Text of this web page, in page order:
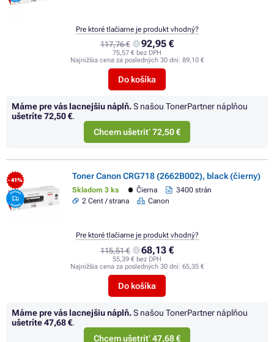
117,76 € 92,95 €
75,57 € bez DPH
Najnižšia cena za posledných 30 dní: 89,10 €
Do košíka
Pre ktoré tlačiarne je produkt vhodný?
Máme pre vás lacnejšiu náplň.S našou TonerPartner náplňou
ušetríte72,50 €.
Chcem ušetriť 72,50 €
- 41% Toner Canon CRG718 (2662B002), black (čierny)
Skladom 3 ks Čierna
3400 strán
2 Cent / strana
Canon
115,51 € 68,13 €
55,39 € bez DPH
Najnižšia cena za posledných 30 dní: 65,35 €
Do košíka
Pre ktoré tlačiarne je produkt vhodný?
Máme pre vás lacnejšiu náplň.S našou TonerPartner náplňou
ušetríte47,68 €.
Chcem ušetriť 47,68 €